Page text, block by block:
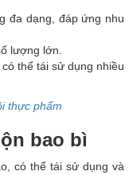
đa dạng, đáp ứng nhu
lượng lớn.
thể tái sử dụng nhiều
thực phẩm
bao bì
có thể tái sử dụng và